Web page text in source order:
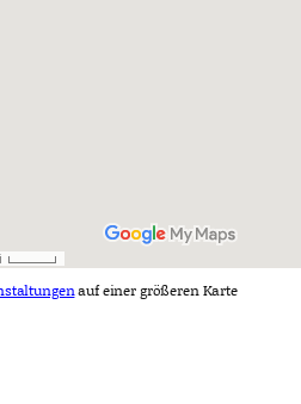
auf einer größeren Karte